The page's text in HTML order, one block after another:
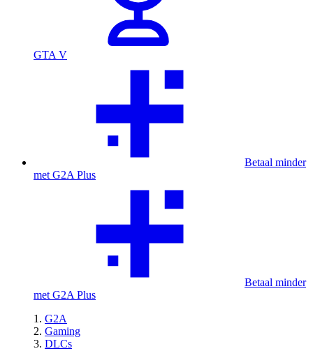
GTA V
Betaal minder
met G2A Plus
Betaal minder
met G2A Plus
G2A
Gaming
DLCs